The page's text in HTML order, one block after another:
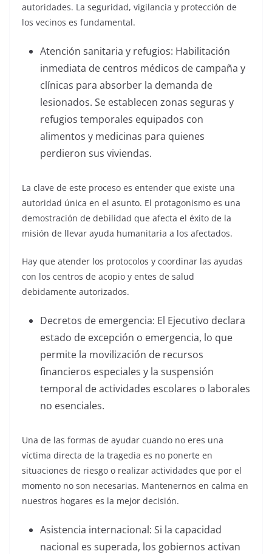
autoridades. La seguridad, vigilancia y protección de
los vecinos es fundamental.
Atención sanitaria y refugios: Habilitación
inmediata de centros médicos de campaña y
clínicas para absorber la demanda de
lesionados. Se establecen zonas seguras y
refugios temporales equipados con
alimentos y medicinas para quienes
perdieron sus viviendas.
La clave de este proceso es entender que existe una
autoridad única en el asunto. El protagonismo es una
demostración de debilidad que afecta el éxito de la
misión de llevar ayuda humanitaria a los afectados.
Hay que atender los protocolos y coordinar las ayudas
con los centros de acopio y entes de salud
debidamente autorizados.
Decretos de emergencia: El Ejecutivo declara
estado de excepción o emergencia, lo que
permite la movilización de recursos
financieros especiales y la suspensión
temporal de actividades escolares o laborales
no esenciales.
Una de las formas de ayudar cuando no eres una
víctima directa de la tragedia es no ponerte en
situaciones de riesgo o realizar actividades que por el
momento no son necesarias. Mantenernos en calma en
nuestros hogares es la mejor decisión.
Asistencia internacional: Si la capacidad
nacional es superada, los gobiernos activan